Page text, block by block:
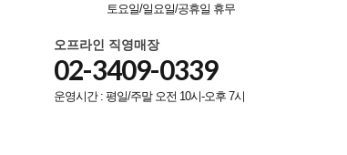
토요일/일요일/공휴일 휴무
오프라인 직영매장
02-3409-0339
운영시간 : 평일/주말 오전 10시-오후 7시